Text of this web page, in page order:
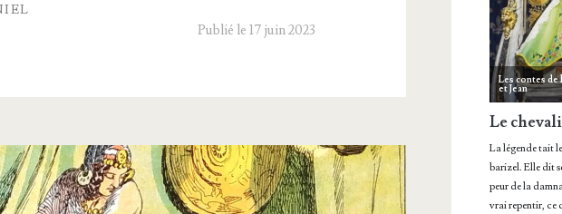
Publié le 17 juin 2023